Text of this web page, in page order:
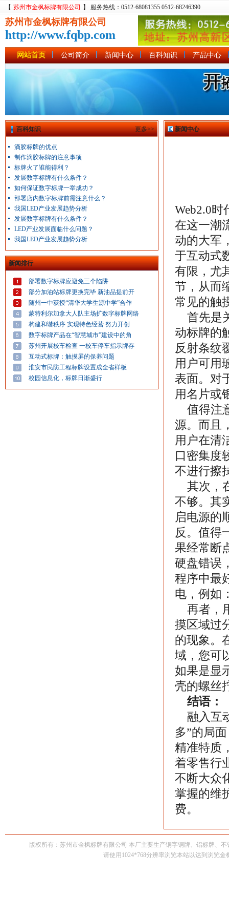
【 苏州市金枫标牌有限公司 】 服务热线：0512-68081355 0512-68246390
苏州市金枫标牌有限公司
http://www.fqbp.com
网站首页 公司简介 新闻中心 百科知识 产品中心
百科知识 更多>>
滴胶标牌的优点
制作滴胶标牌的注意事项
标牌火了谁能得利？
发展数字标牌有什么条件？
如何保证数字标牌一举成功？
部署店内数字标牌前需注意什么？
我国LED产业发展趋势分析
发展数字标牌有什么条件？
LED产业发展面临什么问题？
我国LED产业发展趋势分析
新闻排行
部署数字标牌应避免三个陷阱
部分加油站标牌更换完毕 新油品提前开
随州一中获授“清华大学生源中学”合作
蒙特利尔加拿大人队主场扩数字标牌网络
构建和谐秩序 实现特色经营 努力开创
数字标牌产品在“智慧城市”建设中的角
苏州开展校车检查 一校车停车指示牌存
互动式标牌：触摸屏的保养问题
淮安市民防工程标牌设置成全省样板
校园信息化，标牌日渐盛行
新闻中心
Web2.0
在这一潮
动的大军
于互动式
有限，尤
节，从而
常见的触
首先是
动标牌的
反射条纹
用户可用
表面。对
用名片或
值得注
源。而且
用户在清
口密集度
不进行擦
其次，
不够。其
启电源的
反。值得
果经常断
硬盘错误
程序中最
电，例如
再者，
摸区域过
的现象。
域，您可
如果是显
壳的螺丝
结语：
融入互
多”的局
精准特质
着零售行
不断大众
掌握的维
费。
版权所有：苏州市金枫标牌有限公司 本厂主要生产铜字铜牌、铝标牌、
请使用1024*768分辨率浏览本站以达到浏览